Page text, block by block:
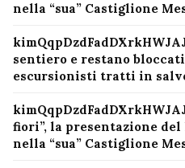
nella “sua” Castiglione
sentiero e restano
escursionisti tratti in
fiori”, la presentazione
nella “sua” Castiglione